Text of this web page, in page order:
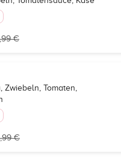
€
Zwiebeln, Tomaten,
€